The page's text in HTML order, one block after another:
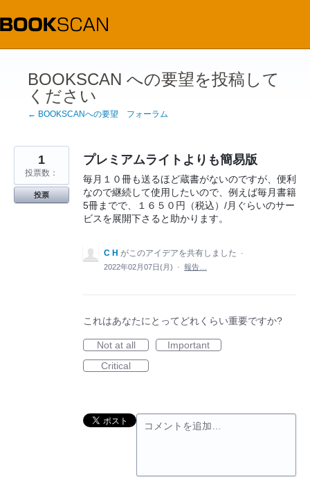
コ
ン
テ
BOOKSCAN への要望を投稿して
ください
← BOOKSCANへの要望 フォーラム
プレミアムライトよりも簡易版
毎月１０冊も送るほど蔵書がないのですが、便利
なので継続して使用したいので、例えば毎月書籍
5冊までで、１６５０円（税込）/月ぐらいのサー
ビスを展開下さると助かります。
1
投票数：
投票
C H がこのアイデアを共有しました
·
2022年02月07日(月)
· 報告…
これはあなたにとってどれくらい重要ですか?
Not at all
Important
Critical
コメントを追加…